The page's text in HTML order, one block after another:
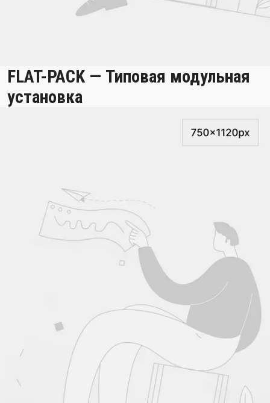
FLAT-PACK — Типовая модульная
установка